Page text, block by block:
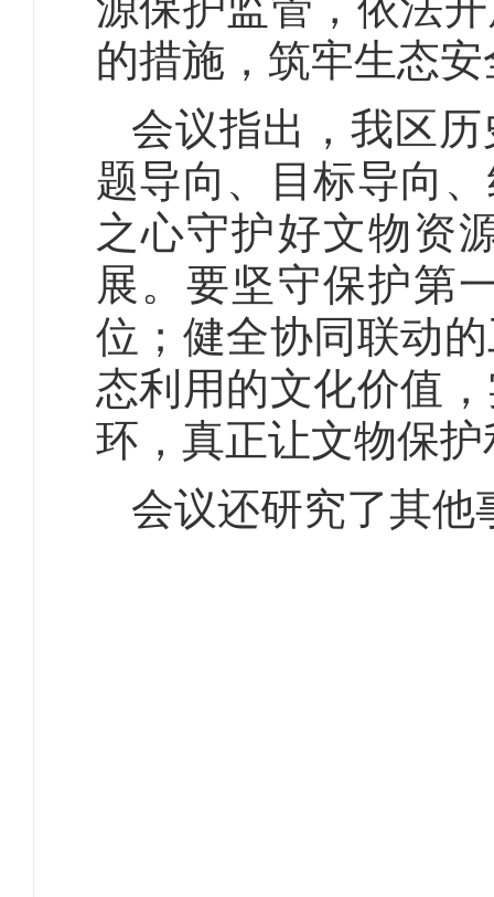
的措施，筑牢生态
会议指出，我区
题导向、目标导向
之心守护好文物资
展。要坚守保护第
位；健全协同联动
态利用的文化价值
环，真正让文物保
会议还研究了其他